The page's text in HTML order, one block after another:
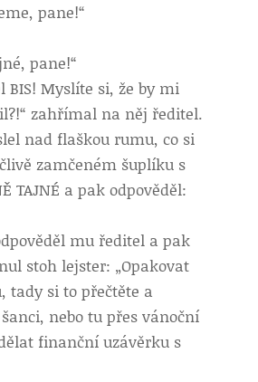
pane!“
pane!“
BIS! Myslíte si, že by mi
zahřímal na něj ředitel.
nad flaškou rumu, co si
zamčeném šuplíku s
TAJNÉ a pak odpověděl:
mu ředitel a pak
stoh lejster: „Opakovat
tady si to přečtěte a
nebo tu přes vánoční
finanční uzávěrku s